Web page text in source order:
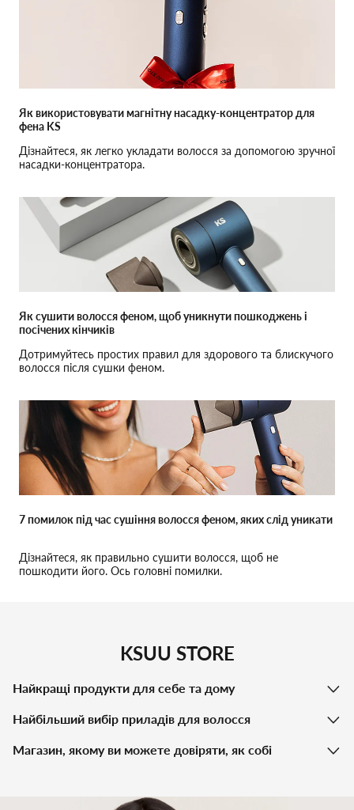
Як використовувати магнітну насадку-концентратор для
фена KS
Дізнайтеся, як легко укладати волосся за допомогою зручної
насадки-концентратора.
Як сушити волосся феном, щоб уникнути пошкоджень і
посічених кінчиків
Дотримуйтесь простих правил для здорового та блискучого
волосся після сушки феном.
7 помилок під час сушіння волосся феном, яких слід уникати
Дізнайтеся, як правильно сушити волосся, щоб не
пошкодити його. Ось головні помилки.
KSUU STORE
Найкращі продукти для себе та дому
Найбільший вибір приладів для волосся
Магазин, якому ви можете довіряти, як собі